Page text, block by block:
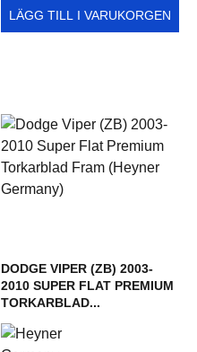
LÄGG TILL I VARUKORGEN
DODGE VIPER (ZB) 2003-
2010 SUPER FLAT PREMIUM
TORKARBLAD...